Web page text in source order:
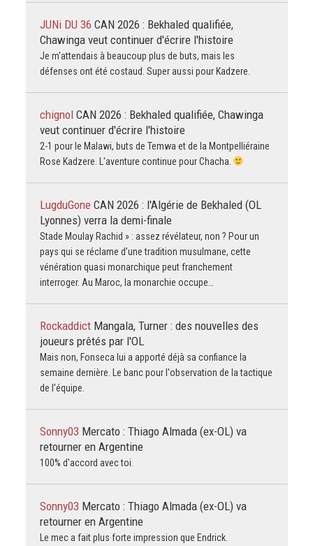
JUNi DU 36 CAN 2026 : Bekhaled qualifiée,
Chawinga veut continuer d'écrire l'histoire
Je m'attendais à beaucoup plus de buts, mais les
défenses ont été costaud. Super aussi pour Kadzere.
chignol CAN 2026 : Bekhaled qualifiée, Chawinga
veut continuer d'écrire l'histoire
2-1 pour le Malawi, buts de Temwa et de la Montpelliéraine
Rose Kadzere. L'aventure continue pour Chacha.
LugduGone CAN 2026 : l'Algérie de Bekhaled (OL
Lyonnes) verra la demi-finale
Stade Moulay Rachid » : assez révélateur, non ? Pour un
pays qui se réclame d’une tradition musulmane, cette
vénération quasi monarchique peut franchement
interroger. Au Maroc, la monarchie occupe…
Rockaddict Mangala, Turner : des nouvelles des
joueurs prêtés par l'OL
Mais non, Fonseca lui a apporté déjà sa confiance la
semaine dernière. Le banc pour l'observation de la tactique
de l'équipe.
Sonny03 Mercato : Thiago Almada (ex-OL) va
retourner en Argentine
100% d'accord avec toi.
Sonny03 Mercato : Thiago Almada (ex-OL) va
retourner en Argentine
Le mec a fait plus forte impression que Endrick.